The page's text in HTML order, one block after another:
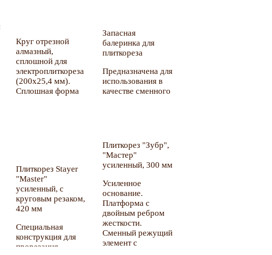
Круг отрезной
алмазный,
сплошной для
электроплиткореза
(200х25,4 мм).
Сплошная форма
электроплиткорезе
для резки с
применением
охлаждающей
жидкости
кафельной плитки,
мраморных плит и
других
Запасная
балеринка для
плиткореза
Предназначена для
использования в
качестве сменного
Плиткорез Stayer
"Master"
усиленный, с
круговым резаком,
420 мм
Специальная
конструкция для
прорезания
Плиткорез "Зубр",
"Мастер"
усиленный, 300 мм
Усиленное
основание.
Платформа с
двойным ребром
жесткости.
Сменный режущий
элемент с